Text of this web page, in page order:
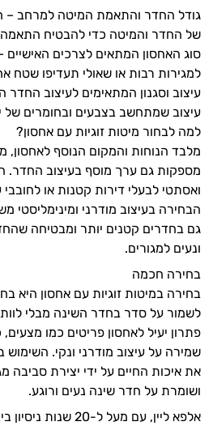
גודל החדר והתאמת המיטה למרחב –
של החדר והמיטה כדי להבטיח
סוג האחסון המתאים לצרכים
למגירות רבות או שאולי תעדיפו שטח
עיצוב וסגנון המתאימים לעיצוב
עיצוב שמתחשב בצבעים ובחומרים
למה לבחור מיטות זוגיות עם אחסון?
מלבד הנוחות והמקום הנוסף לאחסון,
מספקות גם ערך מוסף בעיצוב החדר.
ואסתטי לבעלי דירות קטנות או לחובבי
הבחירה בעיצוב מודרני
גם בחדרים קטנים יותר ומבטיחה
ונעים למגורים.
בחירה חכמה
בחירה במיטות זוגיות עם אחסון היא
לשמור על סדר בחדר השינה מבלי
פתרון יעיל לאחסון פריטים כמו
שמירה על עיצוב מודרני ונקי.
את איכות החיים על ידי יצירת סביבה
ושומרת על חדר שינה נעים ורוגע.
אלפא ליין, עם מעל ל-20